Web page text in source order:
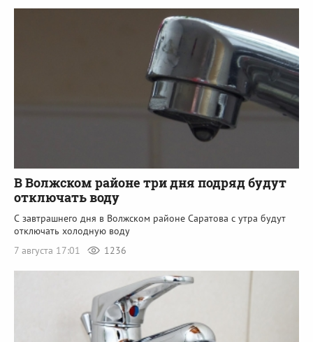
В Волжском районе три дня подряд будут
отключать воду
С завтрашнего дня в Волжском районе Саратова с утра будут
отключать холодную воду
7 августа 17:01
1236